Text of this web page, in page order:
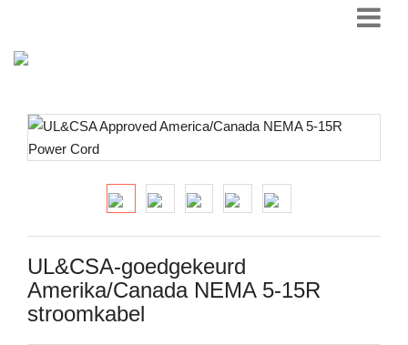
UL&CSA-goedgekeurd
Amerika/Canada NEMA 5-15R
stroomkabel